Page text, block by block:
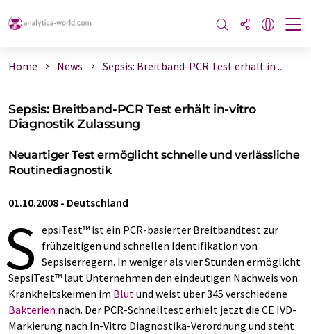
Home News Sepsis: Breitband-PCR Test erhält in ...
Sepsis: Breitband-PCR Test erhält in-vitro
Diagnostik Zulassung
Neuartiger Test ermöglicht schnelle und verlässliche
Routinediagnostik
01.10.2008 - Deutschland
S epsiTest™ ist ein PCR-basierter Breitbandtest zur
frühzeitigen und schnellen Identifikation von
Sepsiserregern. In weniger als vier Stunden ermöglicht
SepsiTest™ laut Unternehmen den eindeutigen Nachweis von
Krankheitskeimen im Blutund weist über 345 verschiedene
Bakterien nach. Der PCR-Schnelltest erhielt jetzt die CE IVD-
Markierung nach In-Vitro Diagnostika-Verordnung und steht